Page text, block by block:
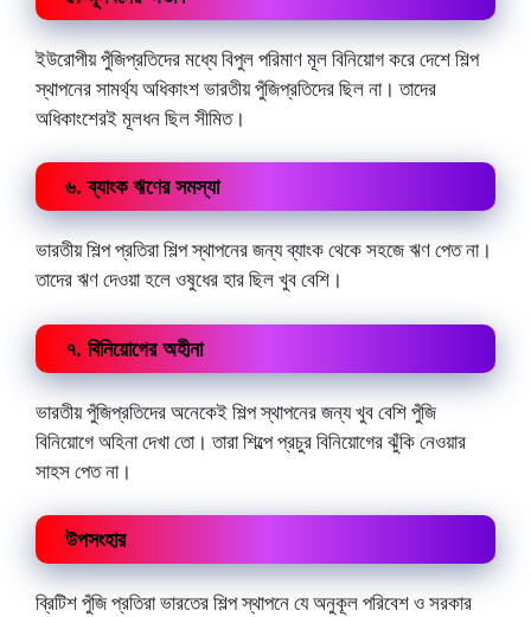
ইউরোপীয় পুঁজিপ্রতিদের মধ্যে বিপুল পরিমাণ মূল বিনিয়োগ করে দেশে শিল্প
স্থাপনের সামর্থ্য অধিকাংশ ভারতীয় পুঁজিপ্রতিদের ছিল না। তাদের
অধিকাংশেরই মূলধন ছিল সীমিত।
৬. ব্যাংক ঋণের সমস্যা
ভারতীয় শিল্প প্রতিরা শিল্প স্থাপনের জন্য ব্যাংক থেকে সহজে ঋণ পেত না।
তাদের ঋণ দেওয়া হলে ওষুধের হার ছিল খুব বেশি।
৭. বিনিয়োগের অহীনা
ভারতীয় পুঁজিপ্রতিদের অনেকেই শিল্প স্থাপনের জন্য খুব বেশি পুঁজি
বিনিয়োগে অহিনা দেখা তো। তারা শিল্পে প্রচুর বিনিয়োগের ঝুঁকি নেওয়ার
সাহস পেত না।
উপসংহার
ব্রিটিশ পুঁজি প্রতিরা ভারতের শিল্প স্থাপনে যে অনুকূল পরিবেশ ও সরকার